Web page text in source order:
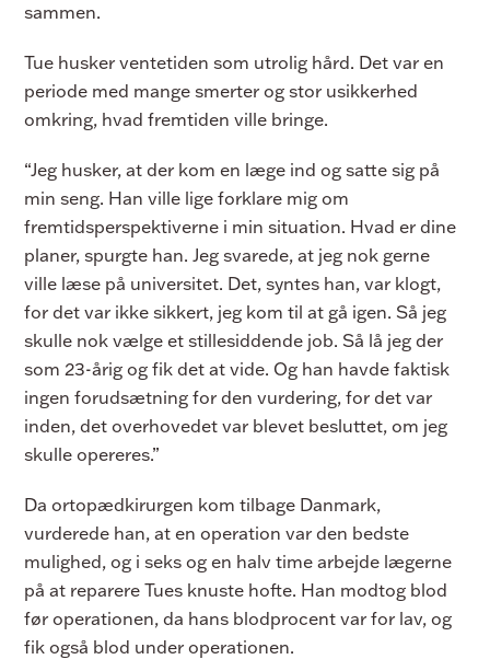
sammen.
Tue husker ventetiden som utrolig hård. Det var en
periode med mange smerter og stor usikkerhed
omkring, hvad fremtiden ville bringe.
“Jeg husker, at der kom en læge ind og satte sig på
min seng. Han ville lige forklare mig om
fremtidsperspektiverne i min situation. Hvad er dine
planer, spurgte han. Jeg svarede, at jeg nok gerne
ville læse på universitet. Det, syntes han, var klogt,
for det var ikke sikkert, jeg kom til at gå igen. Så jeg
skulle nok vælge et stillesiddende job. Så lå jeg der
som 23-årig og fik det at vide. Og han havde faktisk
ingen forudsætning for den vurdering, for det var
inden, det overhovedet var blevet besluttet, om jeg
skulle opereres.”
Da ortopædkirurgen kom tilbage Danmark,
vurderede han, at en operation var den bedste
mulighed, og i seks og en halv time arbejde lægerne
på at reparere Tues knuste hofte. Han modtog blod
før operationen, da hans blodprocent var for lav, og
fik også blod under operationen.